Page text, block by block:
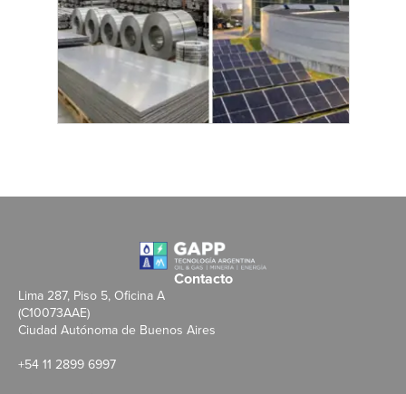
Contacto
Lima 287, Piso 5, Oficina A
(C10073AAE)
Ciudad Autónoma de Buenos Aires
+54 11 2899 6997